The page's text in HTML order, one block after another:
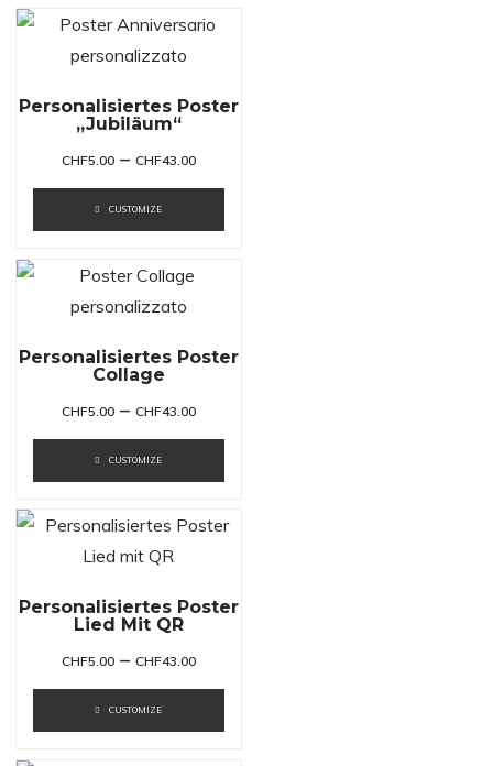
Personalisiertes Poster
„Jubiläum“
CHF5.00 – CHF43.00
CUSTOMIZE
Personalisiertes Poster
Collage
CHF5.00 – CHF43.00
CUSTOMIZE
Personalisiertes Poster
Lied Mit QR
CHF5.00 – CHF43.00
CUSTOMIZE